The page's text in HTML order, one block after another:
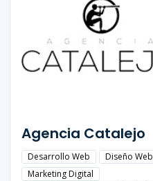
Agencia Catalejo
Desarrollo Web
Diseño Web
Marketing Digital